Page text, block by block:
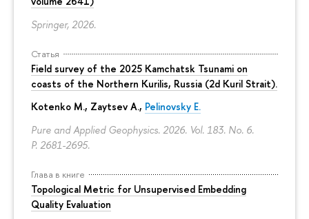
Springer, 2026.
Статья
Field survey of the 2025 Kamchatsk Tsunami on
coasts of the Northern Kurilis, Russia (2d Kuril Strait).
Kotenko M., Zaytsev A., Pelinovsky E.
Pure and Applied Geophysics. 2026. Vol. 183. No. 6.
P. 2681-2695.
Глава в книге
Topological Metric for Unsupervised Embedding
Quality Evaluation